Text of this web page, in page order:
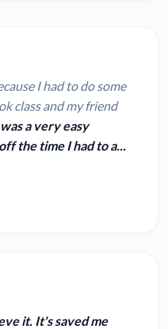
I had to do some
class and my friend
a very easy
the time I had to a...
it. It'ssaved me